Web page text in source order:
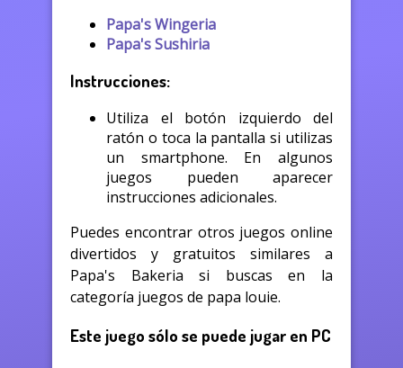
Papa's Wingeria
Papa's Sushiria
Instrucciones:
Utiliza el botón izquierdo del
ratón o toca la pantalla si utilizas
un smartphone. En algunos
juegos pueden aparecer
instrucciones adicionales.
Puedes encontrar otros juegos online
divertidos y gratuitos similares a
Papa's Bakeria si buscas en la
categoría juegos de papa louie.
Este juego sólo se puede jugar en PC